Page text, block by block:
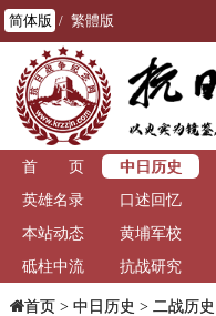
简体版 / 繁體版
首 页 中日历史
英雄名录
口述回忆
本站动态
黄埔军校
砥柱中流
抗战研究
首页> 中日历史 > 二战历史